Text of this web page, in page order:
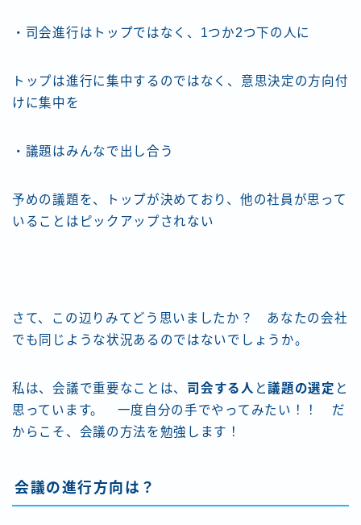
・司会進行はトップではなく、1つか2つ下の人に
トップは進行に集中するのではなく、意思決定の方向付
けに集中を
・議題はみんなで出し合う
予めの議題を、トップが決めており、他の社員が思って
いることはピックアップされない
さて、この辺りみてどう思いましたか？ あなたの会社
でも同じような状況あるのではないでしょうか。
私は、会議で重要なことは、 司会する人 と議題の選定 と
思っています。 一度自分の手でやってみたい！！ だ
からこそ、会議の方法を勉強します！
会議の進行方向は？